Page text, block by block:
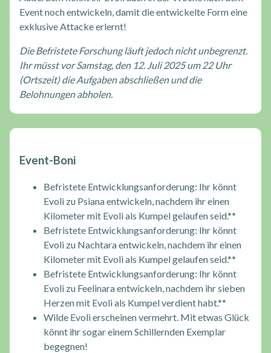
Event noch entwickeln, damit die entwickelte Form eine
exklusive Attacke erlernt!
Die Befristete Forschung läuft jedoch nicht unbegrenzt.
Ihr müsst vor Samstag, den 12. Juli 2025 um 22 Uhr
(Ortszeit) die Aufgaben abschließen und die
Belohnungen abholen.
Event-Boni
Befristete Entwicklungsanforderung: Ihr könnt
Evoli zu Psiana entwickeln, nachdem ihr einen
Kilometer mit Evoli als Kumpel gelaufen seid.**
Befristete Entwicklungsanforderung: Ihr könnt
Evoli zu Nachtara entwickeln, nachdem ihr einen
Kilometer mit Evoli als Kumpel gelaufen seid.**
Befristete Entwicklungsanforderung: Ihr könnt
Evoli zu Feelinara entwickeln, nachdem ihr sieben
Herzen mit Evoli als Kumpel verdient habt.**
Wilde Evoli erscheinen vermehrt. Mit etwas Glück
könnt ihr sogar einem Schillernden Exemplar
begegnen!